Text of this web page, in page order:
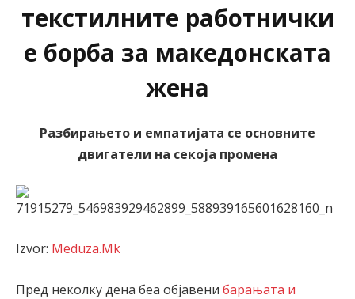
текстилните работнички
е борба за македонската
жена
Разбирањето и емпатијата се основните
двигатели на секоја промена
Izvor: Meduza.Mk
Пред неколку дена беа објавени барањата и